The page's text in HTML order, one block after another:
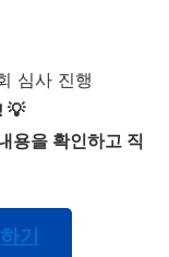
심사 진행
💡
용을 확인하고 직
기